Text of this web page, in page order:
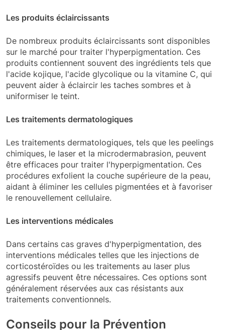
Les produits éclaircissants
De nombreux produits éclaircissants sont disponibles
sur le marché pour traiter l'hyperpigmentation. Ces
produits contiennent souvent des ingrédients tels que
l'acide kojique, l'acide glycolique ou la vitamine C, qui
peuvent aider à éclaircir les taches sombres et à
uniformiser le teint.
Les traitements dermatologiques
Les traitements dermatologiques, tels que les peelings
chimiques, le laser et la microdermabrasion, peuvent
être efficaces pour traiter l'hyperpigmentation. Ces
procédures exfolient la couche supérieure de la peau,
aidant à éliminer les cellules pigmentées et à favoriser
le renouvellement cellulaire.
Les interventions médicales
Dans certains cas graves d'hyperpigmentation, des
interventions médicales telles que les injections de
corticostéroïdes ou les traitements au laser plus
agressifs peuvent être nécessaires. Ces options sont
généralement réservées aux cas résistants aux
traitements conventionnels.
Conseils pour la Prévention